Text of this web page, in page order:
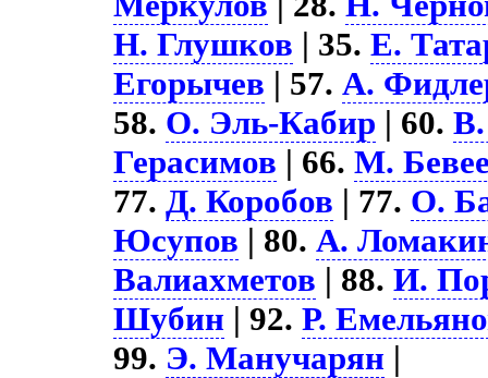
Н. Глушков | 35.Е.
Егорычев | 57.А.
58. О. Эль-Кабир | 60.
Герасимов | 66.М.
77.Д. Коробов | 77. О.
Юсупов | 80.А.
Валиахметов | 88.И.
Шубин | 92.Р.
99. Э. Манучарян |